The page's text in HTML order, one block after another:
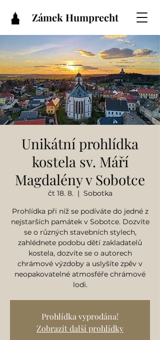
Zámek Humprecht
Unikátní prohlídka
kostela sv. Máří
Magdalény v Sobotce
čt 18. 8.
  |
Sobotka
Prohlídka při níž se podíváte do jedné z
nejstarších památek v Sobotce. Dozvíte
se o různých stavebních stylech,
zahlédnete podobu dětí zakladatelů
kostela, dozvíte se o autorech
chrámové výzdoby a uslyšíte zpěv v
neopakovatelné atmosféře chrámové
lodi.
Prohlídka vyprodána!
Zobrazit další prohlídky